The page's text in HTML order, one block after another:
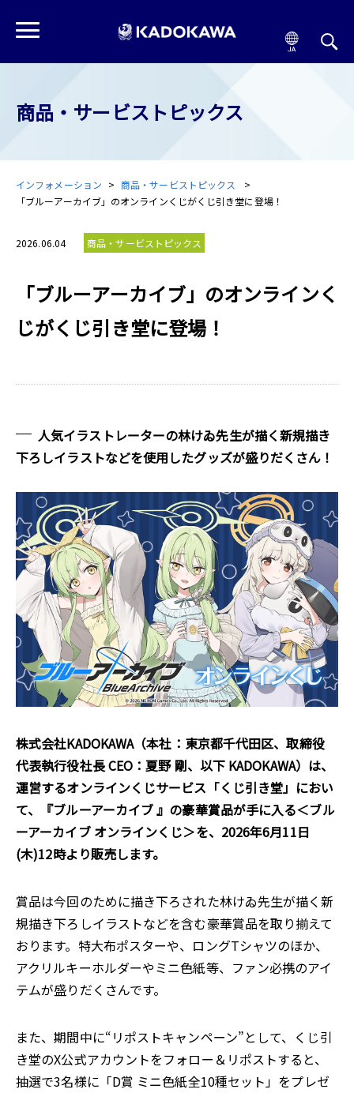
商品・サービストピックス
インフォメーション
商品・サービストピックス
「ブルーアーカイブ」のオンラインくじがくじ引き堂に登場！
2026.06.04 商品・サービストピックス
「ブルーアーカイブ」のオンラインく
じがくじ引き堂に登場！
人気イラストレーターの林けゐ先生が描く新規描き
下ろしイラストなどを使用したグッズが盛りだくさん！
株式会社KADOKAWA（本社：東京都千代田区、取締役
代表執行役社長 CEO：夏野 剛、以下 KADOKAWA）は、
運営するオンラインくじサービス「くじ引き堂」におい
て、『ブルーアーカイブ 』の豪華賞品が手に入る＜ブル
ーアーカイブ オンラインくじ＞を、2026年6月11日
(木)12時より販売します。
賞品は今回のために描き下ろされた林けゐ先生が描く新
規描き下ろしイラストなどを含む豪華賞品を取り揃えて
おります。特大布ポスターや、ロングTシャツのほか、
アクリルキーホルダーやミニ色紙等、ファン必携のアイ
テムが盛りだくさんです。
また、期間中に“リポストキャンペーン”として、くじ引
き堂のX公式アカウントをフォロー＆リポストすると、
抽選で3名様に「D賞 ミニ色紙全10種セット」をプレゼ